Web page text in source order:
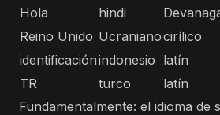
Hola
hindi
Reino Unido Ucranianocirílico
identificaciónindonesio latín
TR
turco
latín
Fundamentalmente: el idioma de